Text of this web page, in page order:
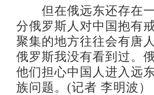
但在俄远东还存在一
分俄罗斯人对中国抱有
聚集的地方往往会有唐
俄罗斯我没有看到过。
他们担心中国人进入远
族问题。(记者 李明波）